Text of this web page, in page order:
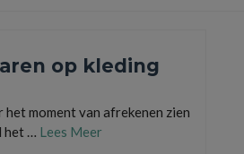
op kleding
het moment van afrekenen zien
het … Lees Meer